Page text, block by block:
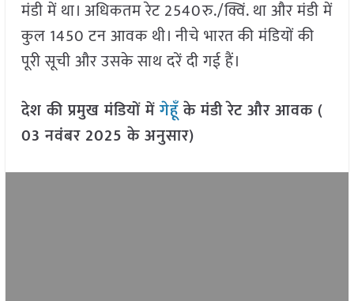
मंडी में था। अधिकतम रेट 2540रु./क्विं. था और मंडी में
कुल 1450 टन आवक थी। नीचे भारत की मंडियों की
पूरी सूची और उसके साथ दरें दी गई हैं।
देश की प्रमुख मंडियों मेंगेहूँके मंडी रेट और आवक (
03 नवंबर 2025 के अनुसार)